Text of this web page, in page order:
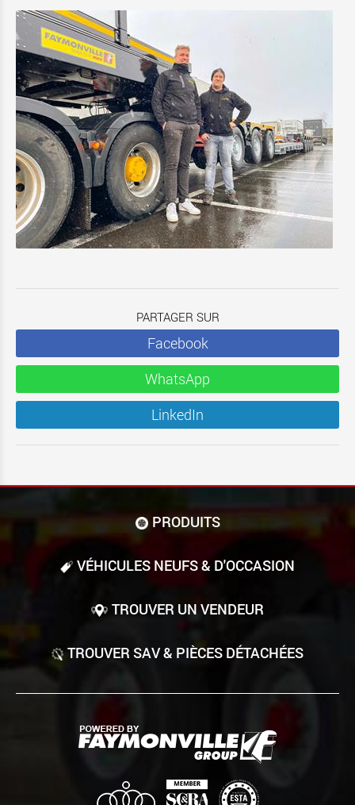
PARTAGER SUR
Facebook
WhatsApp
LinkedIn
PRODUITS
VÉHICULES NEUFS & D'OCCASION
TROUVER UN VENDEUR
TROUVER SAV & PIÈCES DÉTACHÉES